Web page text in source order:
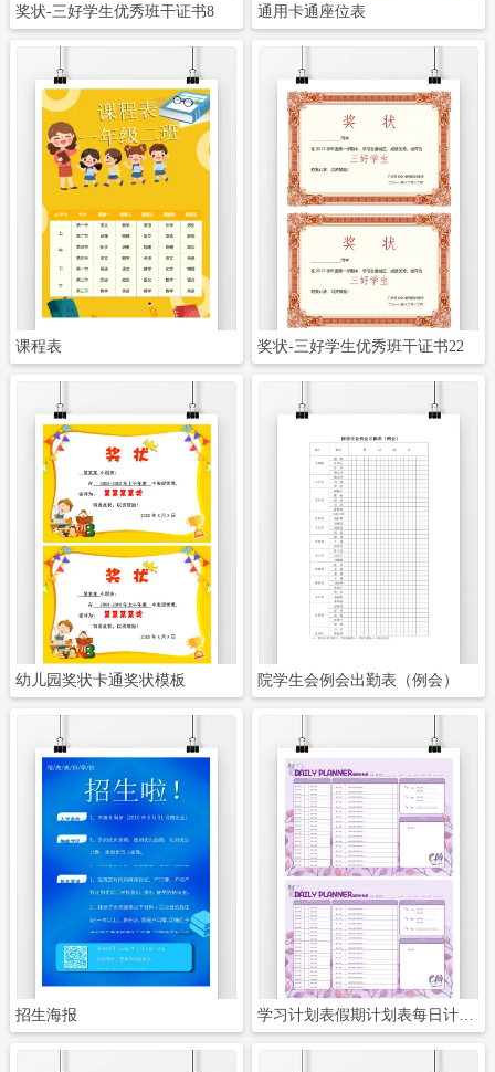
奖状-三好学生优秀班干证书8 通用卡通座位表
课程表 奖状-三好学生优秀班干证书22
立即下载
幼儿园奖状卡通奖状模板
立即下载
院学生会例会出勤表（例会）
立即下载
招生海报
立即下载
学习计划表假期计划表每日计划表电子手帐
立即下载 立即下载